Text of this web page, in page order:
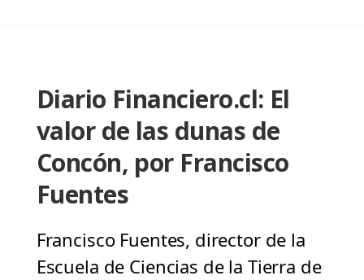
Diario Financiero.cl: El
valor de las dunas de
Concón, por Francisco
Fuentes
Francisco Fuentes, director de la
Escuela de Ciencias de la Tierra de